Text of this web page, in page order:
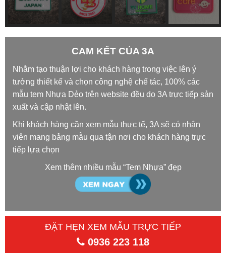
CAM KẾT CỦA 3A
Nhằm tạo thuận lợi cho khách hàng trong việc lên ý
tưởng thiết kế và chọn công nghệ chế tác, 100% các
mẫu tem Nhựa Dẻo trên website đều do 3A trực tiếp sản
xuất và cập nhật lên.
Khi khách hàng cần xem mẫu thực tế, 3A sẽ có nhân
viên mang bảng mẫu qua tận nơi cho khách hàng trực
tiếp lựa chọn
Xem thêm nhiều mẫu “Tem Nhựa” đẹp
ĐẶT HẸN XEM MẪU TRỰC TIẾP
0936 223 118